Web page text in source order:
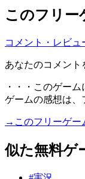
このフリー
コメント・レビュ
あなたのコメント
・・・このゲー
ゲームの感想は、
→このフリーゲー
似た無料ゲ